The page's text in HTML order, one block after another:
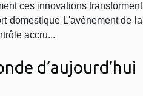
ces innovations transforment
domestique L'avènement de la
accru...
d’aujourd’hui